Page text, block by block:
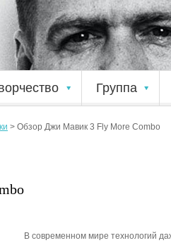
Группа
> Обзор Джи Мавик 3 Fly More Combo
В современном мире технологий